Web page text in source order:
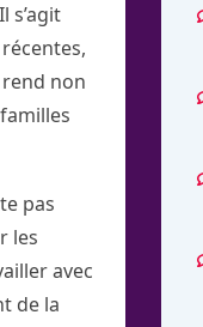
s’agit
rend non
pas
les
avec
de la